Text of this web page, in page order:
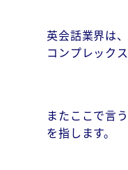
英会話業界は
コンプレック
またここで言
を指します。